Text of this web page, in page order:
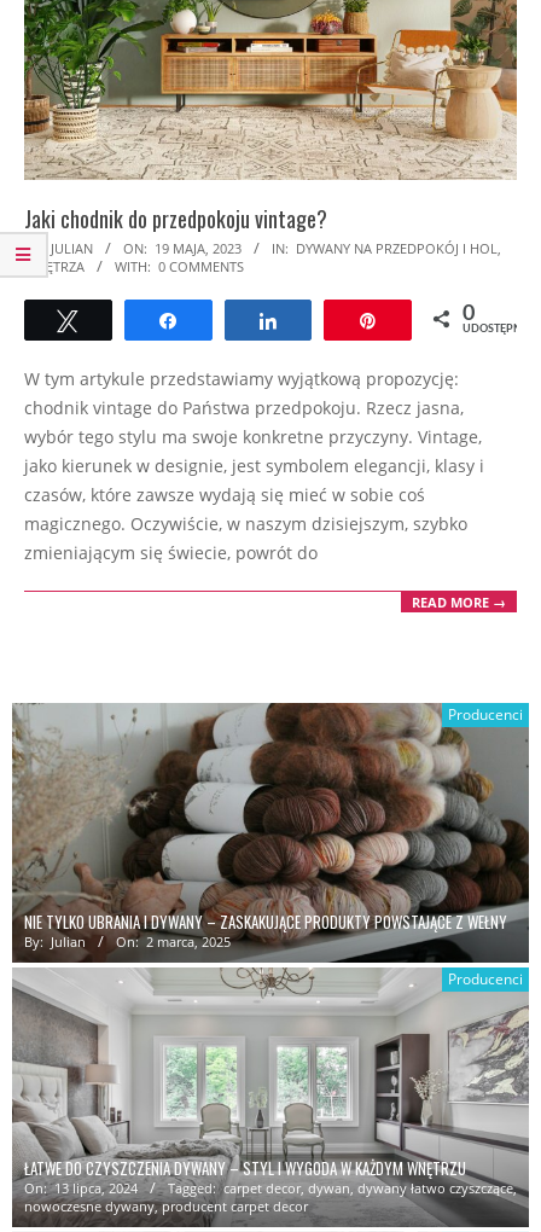
Jaki chodnik do przedpokoju vintage?
2023-
05-
19
BY: JULIAN ON: 19 MAJA, 2023 IN: DYWANY NA PRZEDPOKÓJ I HOL
WNĘTRZA
WITH: 0 COMMENTS
Udostępnij Udostępnij Przypnij 0
UDOSTĘPNIEŃ
W tym artykule przedstawiamy wyjątkową propozycję:
chodnik vintage do Państwa przedpokoju. Rzecz jasna,
wybór tego stylu ma swoje konkretne przyczyny. Vintage,
jako kierunek w designie, jest symbolem elegancji, klasy i
czasów, które zawsze wydają się mieć w sobie coś
magicznego. Oczywiście, w naszym dzisiejszym, szybko
zmieniającym się świecie, powrót do
READ MORE →
Producenci
NIE TYLKO UBRANIA I DYWANY – ZASKAKUJĄCE PRODUKTY POWSTAJĄCE Z WEŁNY
By: Julian On: 2 marca, 2025
Producenci
ŁATWE DO CZYSZCZENIA DYWANY – STYL I WYGODA W KAŻDYM WNĘTRZU
On: 13 lipca, 2024 Tagged: carpet decor, dywan, dywany łatwo czyszczące,
nowoczesne dywany,producent carpet decor